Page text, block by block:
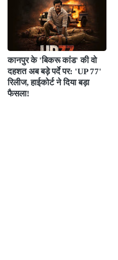
कानपुर के 'बिकरू कांड' की वो
दहशत अब बड़े पर्दे पर: 'UP 77'
रिलीज, हाईकोर्ट ने दिया बड़ा
फैसला!